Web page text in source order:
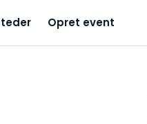
Opret event